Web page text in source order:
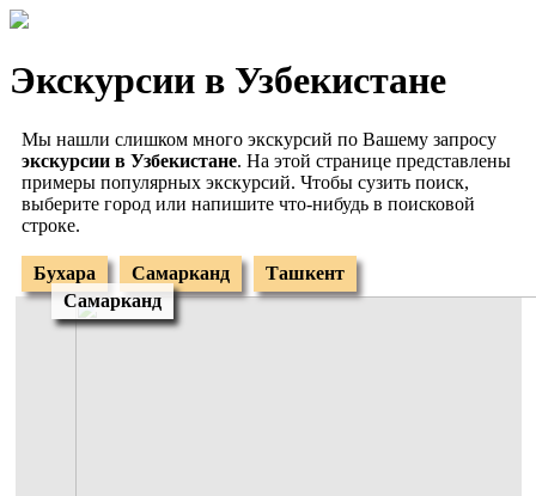
Экскурсии в Узбекистане
Мы нашли слишком много экскурсий по Вашему запросу
экскурсии в Узбекистане. На этой странице представлены
примеры популярных экскурсий. Чтобы сузить поиск,
выберите город или напишите что-нибудь в поисковой
строке.
Бухара Самарканд
Ташкент
Самарканд